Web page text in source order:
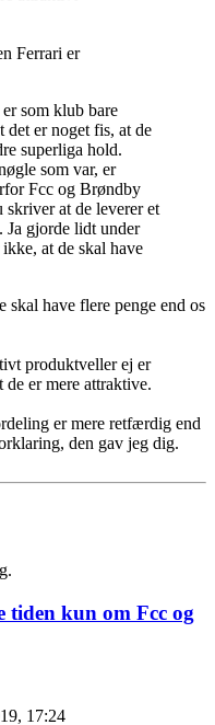
Ferrari er
som klub bare
det er noget fis, at de
superliga hold.
som var, er
Fcc og Brøndby
skriver at de leverer et
Ja gjorde lidt under
at de skal have
have flere penge end os
produktveller ej er
er mere attraktive.
er mere retfærdig end
den gav jeg dig.
tiden kun om Fcc og
17:24